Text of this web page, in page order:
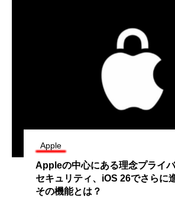
Apple
Appleの中心にある理念プライ
セキュリティ、iOS 26でさらに
その機能とは？